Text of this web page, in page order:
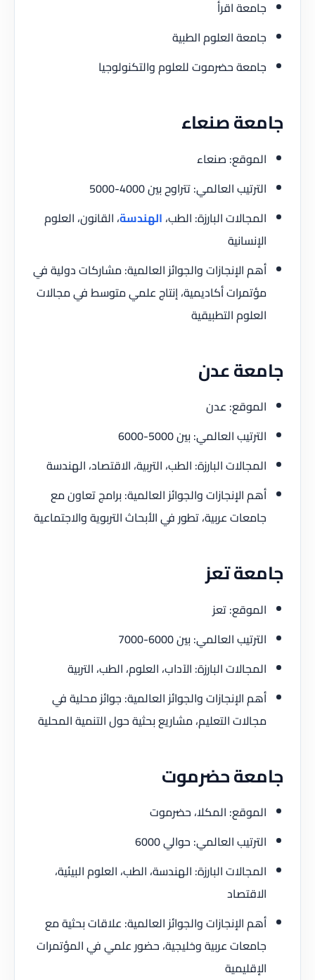
جامعة اقرأ
جامعة العلوم الطبية
جامعة حضرموت للعلوم والتكنولوجيا
جامعة صنعاء
الموقع: صنعاء
الترتيب العالمي: تتراوح بين 4000-5000
المجالات البارزة: الطب،الهندسة، القانون، العلوم
الإنسانية
أهم الإنجازات والجوائز العالمية: مشاركات دولية في
مؤتمرات أكاديمية، إنتاج علمي متوسط في مجالات
العلوم التطبيقية
جامعة عدن
الموقع: عدن
الترتيب العالمي: بين 5000-6000
المجالات البارزة: الطب، التربية، الاقتصاد، الهندسة
أهم الإنجازات والجوائز العالمية: برامج تعاون مع
جامعات عربية، تطور في الأبحاث التربوية والاجتماعية
جامعة تعز
الموقع: تعز
الترتيب العالمي: بين 6000-7000
المجالات البارزة: الآداب، العلوم، الطب، التربية
أهم الإنجازات والجوائز العالمية: جوائز محلية في
مجالات التعليم، مشاريع بحثية حول التنمية المحلية
جامعة حضرموت
الموقع: المكلا، حضرموت
الترتيب العالمي: حوالي 6000
المجالات البارزة: الهندسة، الطب، العلوم البيئية،
الاقتصاد
أهم الإنجازات والجوائز العالمية: علاقات بحثية مع
جامعات عربية وخليجية، حضور علمي في المؤتمرات
الإقليمية